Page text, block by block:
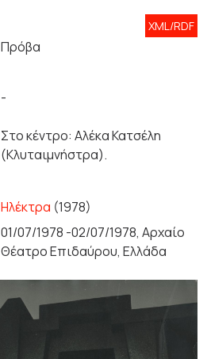
XML/RDF
Πρόβα
-
Στο κέντρο: Αλέκα Κατσέλη
(Κλυταιμνήστρα).
Ηλέκτρα (1978)
01/07/1978 -02/07/1978, Αρχαίο
Θέατρο Επιδαύρου, Ελλάδα